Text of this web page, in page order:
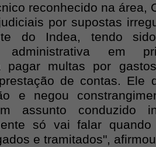
reconhecido na área,
por supostas
do Indea, tendo
administrativa em
multas por
de contas. Ele
e negou
assunto conduzido
só vai falar quando
e tramitados",